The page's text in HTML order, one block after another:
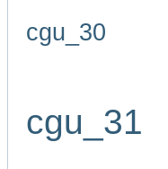
cgu_30
cgu_31